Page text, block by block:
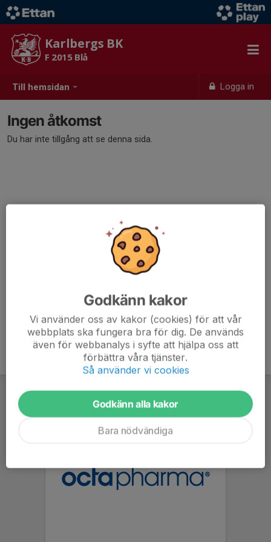
Till hemsidan Logga in
Karlbergs BK
F 2015 Blå
Ingen åtkomst
Du har inte tillgång att se denna sida.
Godkänn kakor
Vi använder oss av kakor (cookies) för att vår
webbplats ska fungera bra för dig. De används
även för webbanalys i syfte att hjälpa oss att
förbättra våra tjänster.
Så använder vi cookies
Godkänn alla kakor
Bara nödvändiga